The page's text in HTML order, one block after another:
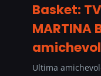
Basket:
MARTINA
Ultima